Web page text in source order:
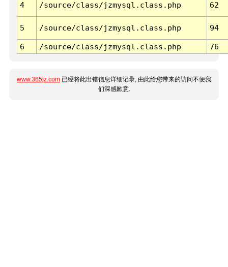
4 /source/class/jzmysql.class.php 62
5 /source/class/jzmysql.class.php 94
6 /source/class/jzmysql.class.php 76
www.365jz.com 已经将此出错信息详细记录, 由此给您带来的访问不便我
们深感歉意.